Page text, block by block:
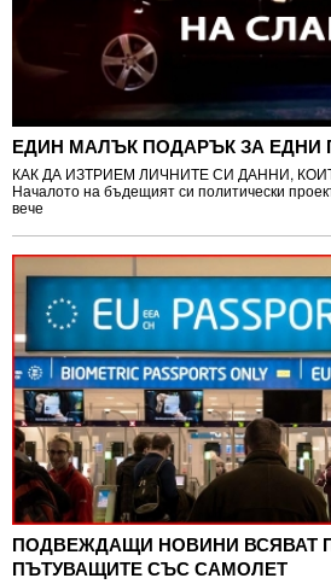
ЕДИН МАЛЪК ПОДАРЪК ЗА
КАК ДА ИЗТРИЕМ ЛИЧНИТЕ СИ ДАННИ,
Началото на бъдещият си политически
вече
ПОДВЕЖДАЩИ НОВИНИ ВСЯВАТ
ПЪТУВАЩИТЕ СЪС САМОЛЕТ